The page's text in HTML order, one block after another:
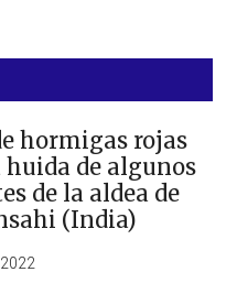
hormigas rojas
huida de algunos
de la aldea de
(India)